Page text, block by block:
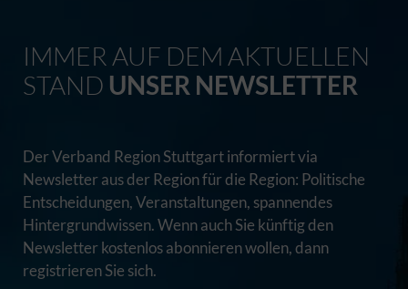
IMMER AUF DEM AKTUELLEN
STAND UNSER NEWSLETTER
Der Verband Region Stuttgart informiert via
Newsletter aus der Region für die Region: Politische
Entscheidungen, Veranstaltungen, spannendes
Hintergrundwissen. Wenn auch Sie künftig den
Newsletter kostenlos abonnieren wollen, dann
registrieren Sie sich.